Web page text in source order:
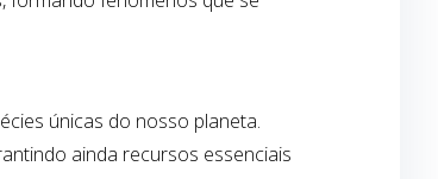
únicas do nosso planeta.
ainda recursos essenciais